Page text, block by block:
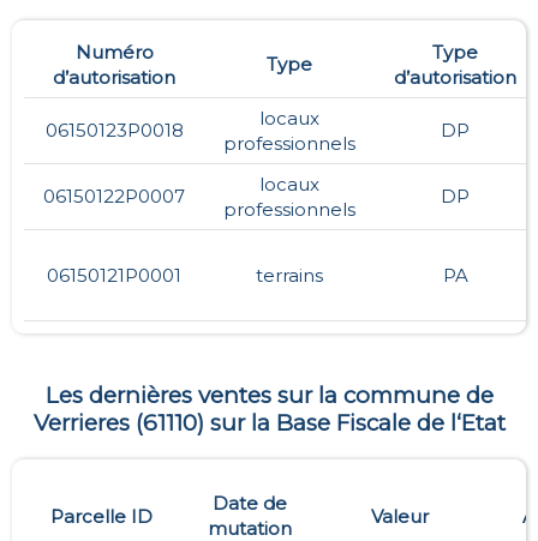
Numéro
d’autorisation
Type
Type
d’autorisation
06150123P0018
locaux
professionnels
DP
06150122P0007
locaux
professionnels
DP
06150121P0001 terrains PA
Les dernières ventes sur la commune de
Verrieres(61110) sur la Base Fiscale de l‘Etat
Parcelle ID
Date de
mutation
Valeur